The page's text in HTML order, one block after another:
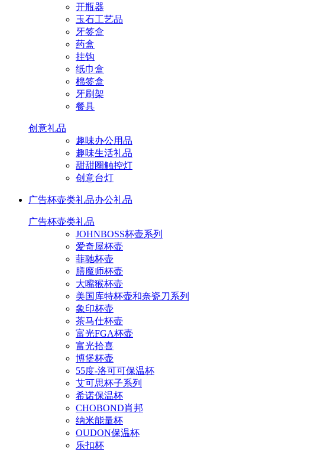
开瓶器
玉石工艺品
牙签盒
药盒
挂钩
纸巾盒
棉签盒
牙刷架
餐具
创意礼品
趣味办公用品
趣味生活礼品
甜甜圈触控灯
创意台灯
广告杯壶类礼品办公礼品
广告杯壶类礼品
JOHNBOSS杯壶系列
爱奇屋杯壶
菲驰杯壶
膳魔师杯壶
大嘴猴杯壶
美国库特杯壶和奈瓷刀系列
象印杯壶
茶马仕杯壶
富光FGA杯壶
富光拾喜
博堡杯壶
55度-洛可可保温杯
艾可思杯子系列
希诺保温杯
CHOBOND肖邦
纳米能量杯
OUDON保温杯
乐扣杯